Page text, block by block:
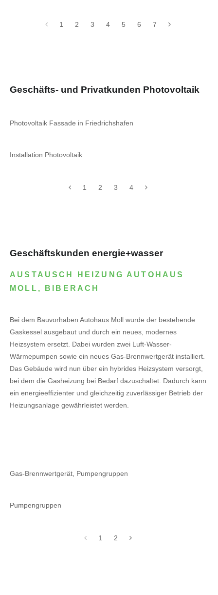
1 2 3 4 5 6 7
Geschäfts- und Privatkunden Photovoltaik
Photovoltaik Fassade in Friedrichshafen
Installation Photovoltaik
1 2 3 4
Geschäftskunden energie+wasser
AUSTAUSCH HEIZUNG AUTOHAUS
MOLL, BIBERACH
Bei dem Bauvorhaben Autohaus Moll wurde der bestehende
Gaskessel ausgebaut und durch ein neues, modernes
Heizsystem ersetzt. Dabei wurden zwei Luft-Wasser-
Wärmepumpen sowie ein neues Gas-Brennwertgerät installiert.
Das Gebäude wird nun über ein hybrides Heizsystem versorgt,
bei dem die Gasheizung bei Bedarf dazuschaltet. Dadurch kann
ein energieeffizienter und gleichzeitig zuverlässiger Betrieb der
Heizungsanlage gewährleistet werden.
Gas-Brennwertgerät, Pumpengruppen
Pumpengruppen
1 2